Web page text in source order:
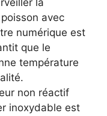
avec
numérique est
que le
température
non réactif
inoxydable est